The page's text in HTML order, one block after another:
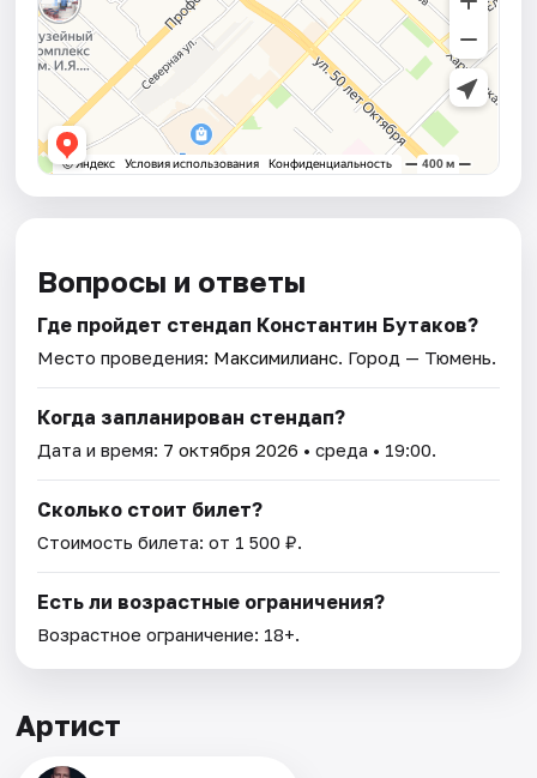
Вопросы и ответы
Где пройдет стендап Константин Бутаков?
Место проведения: Максимилианс. Город — Тюмень.
Когда запланирован стендап?
Дата и время: 7 октября 2026 • среда • 19:00.
Сколько стоит билет?
Стоимость билета: от 1 500 ₽.
Есть ли возрастные ограничения?
Возрастное ограничение: 18+.
Артист